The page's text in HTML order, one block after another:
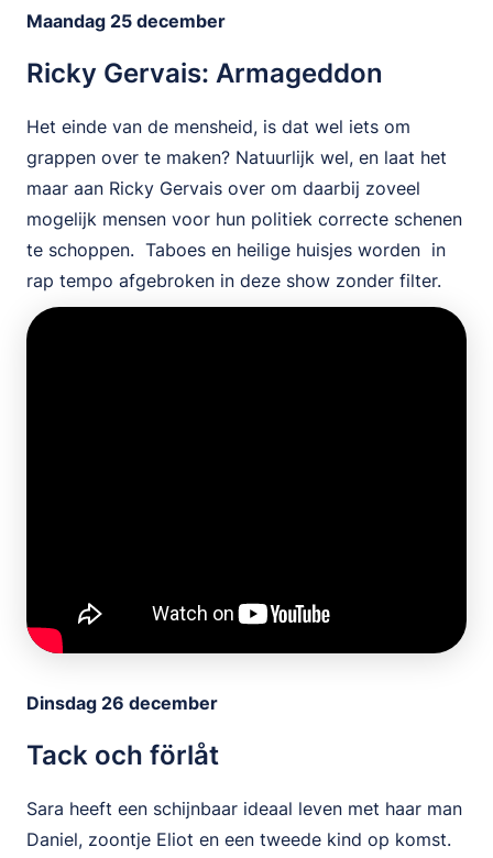
Maandag 25 december
Ricky Gervais: Armageddon
Het einde van de mensheid, is dat wel iets om
grappen over te maken? Natuurlijk wel, en laat het
maar aan Ricky Gervais over om daarbij zoveel
mogelijk mensen voor hun politiek correcte schenen
te schoppen. Taboes en heilige huisjes worden in
rap tempo afgebroken in deze show zonder filter.
Dinsdag 26 december
Tack och förlåt
Sara heeft een schijnbaar ideaal leven met haar man
Daniel, zoontje Eliot en een tweede kind op komst.